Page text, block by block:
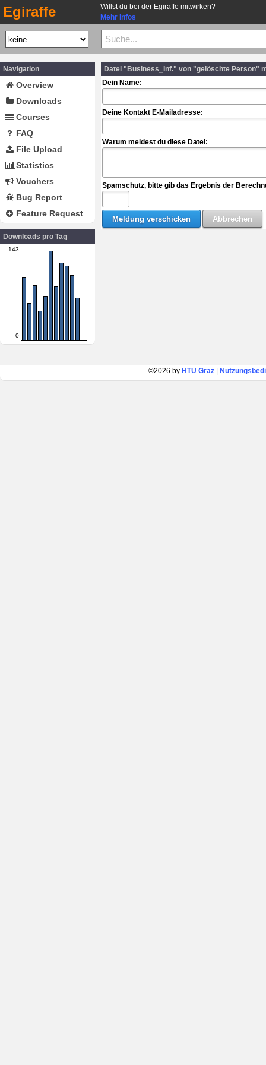
Egiraffe
Willst du bei der Egiraffe mitwirken?
Mehr Infos
Navigation
Overview
Downloads
Courses
FAQ
File Upload
Statistics
Vouchers
Bug Report
Feature Request
Downloads pro Tag
143
0
Datei "Business_Inf." von "gelöschte Person"
Dein Name:
Deine Kontakt E-Mailadresse:
Warum meldest du diese Datei:
Spamschutz, bitte gib das Ergebnis der
©2026 by HTU Graz|